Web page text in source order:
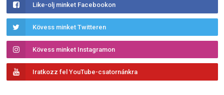
Like-olj minket Facebookon
Kövess minket Twitteren
Kövess minket Instagramon
Iratkozz fel YouTube-csatornánkra